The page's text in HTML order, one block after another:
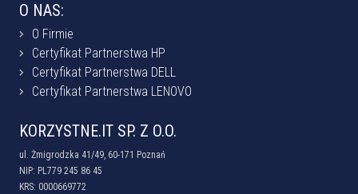
O NAS:
O Firmie
Certyfikat Partnerstwa HP
Certyfikat Partnerstwa DELL
Certyfikat Partnerstwa LENOVO
KORZYSTNE.IT SP. Z O.O.
ul. Żmigrodzka 41/49, 60-171 Poznań
NIP: PL779 245 86 45
KRS: 0000669772